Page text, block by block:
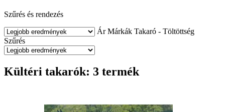
Szűrés és rendezés
Ár Márkák Takaró - Töltöttség
Szűrés
Kültéri takarók: 3 termék